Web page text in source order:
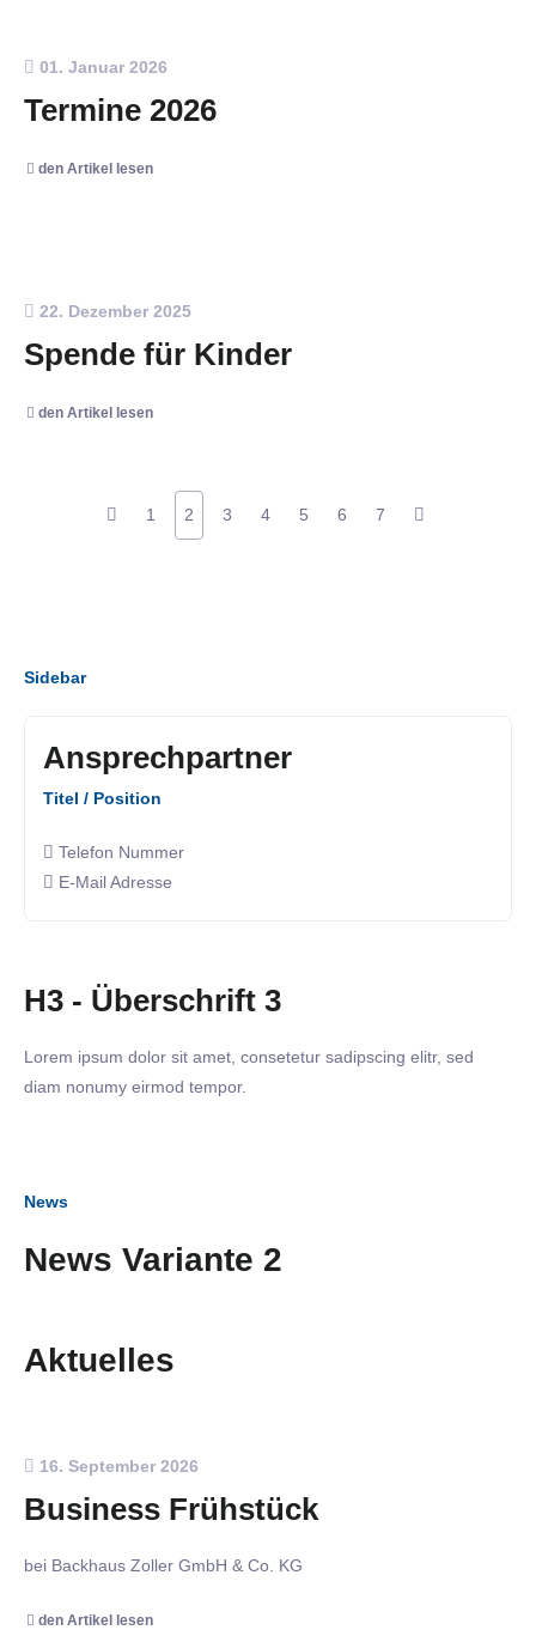
01. Januar 2026
Termine 2026
den Artikel lesen
22. Dezember 2025
Spende für Kinder
den Artikel lesen
1 2 3 4 5 6 7
Sidebar
Ansprechpartner
Titel / Position
Telefon Nummer
E-Mail Adresse
H3 - Überschrift 3
Lorem ipsum dolor sit amet, consetetur sadipscing elitr, sed
diam nonumy eirmod tempor.
News
News Variante 2
Aktuelles
16. September 2026
Business Frühstück
bei Backhaus Zoller GmbH & Co. KG
den Artikel lesen